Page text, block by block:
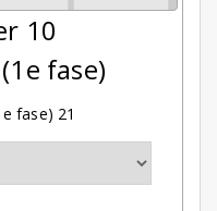
10
fase)
fase) 21